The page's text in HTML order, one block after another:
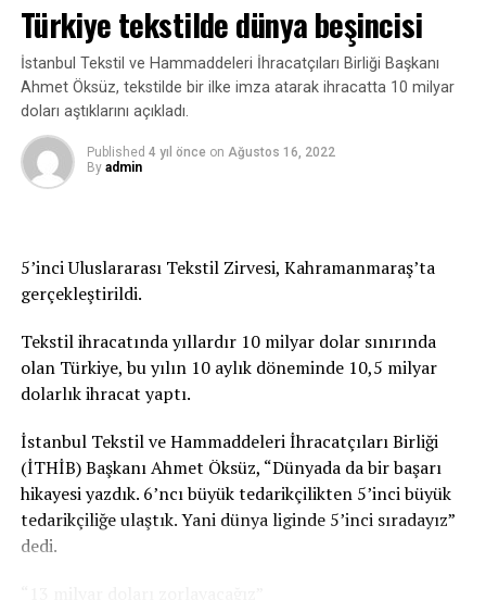
Rektör Prof.dr. Hasan Kılıç, üniversitenin mevcut
sıkıntılarını bildiği halde gezilerdeki kişisel
harcamalarına özen göstermemesi dikkatlerden
kaçmıyor. Ayrıca üniversitede sadece bir adet
Gambiya’li öğrenci varken, sırf harcırah almak için
yurtdışı seyahate çıkarak DAÜ’yü kendi keyfi için zarara
uğrattığı da gelen başka iddialar arasında. Gambiya
toplu yemekler, hediyeler, 5 yıldız otel masrafları çalışan
maaşları bile zor ödenen DAÜ’de vicdanları sızlattığı
ÜSTEL HÜKÜMETİ, DAÜ’YE MADDİ OLARAK TÜM
DESTEKLERİ YAPIYOR.
Hükümet DAÜ’ye büyük önem veriyor. Başbakan Ünal
Üstel “DAÜ gözbebeğimiz” diyerek her fırsatta DAÜ’ye
destek veriyor. Geçen hafta maaşların ve borçların
ödenmesi için, Maliye Bakanlığı tarafından 400 milyon
hibe verildi. Bilindiği gibi birkaç ay önce DAÜ’nün devlete
Türkiye tekstilde dünya beşincisi
İstanbul Tekstil ve Hammaddeleri İhracatçıları Birliği Başkanı
Ahmet Öksüz, tekstilde bir ilke imza atarak ihracatta 10 milyar
doları aştıklarını açıkladı.
Published 4 yıl önce on Ağustos 16, 2022
By admin
5’inci Uluslararası Tekstil Zirvesi, Kahramanmaraş’ta
gerçekleştirildi.
Tekstil ihracatında yıllardır 10 milyar dolar sınırında
olan Türkiye, bu yılın 10 aylık döneminde 10,5 milyar
dolarlık ihracat yaptı.
İstanbul Tekstil ve Hammaddeleri İhracatçıları Birliği
(İTHİB) Başkanı Ahmet Öksüz, “Dünyada da bir başarı
hikayesi yazdık. 6’ncı büyük tedarikçilikten 5’inci büyük
tedarikçiliğe ulaştık. Yani dünya liginde 5’inci sıradayız”
dedi.